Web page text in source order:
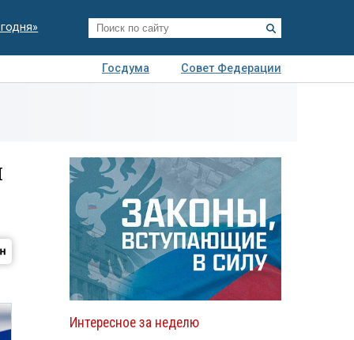
Госдума
Совет Федерации
Интересное за неделю